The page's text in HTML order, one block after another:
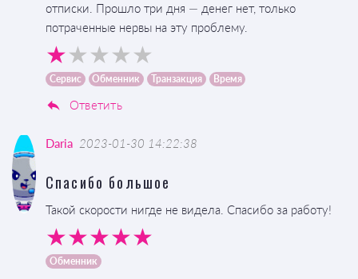
отписки. Прошло три дня — денег нет, только
потраченные нервы на эту проблему.
Сервис Обменник Транзакция Время
Ответить
Daria 2023-01-30 14:22:38
Спасибо большое
Такой скорости нигде не видела. Спасибо за работу!
Обменник